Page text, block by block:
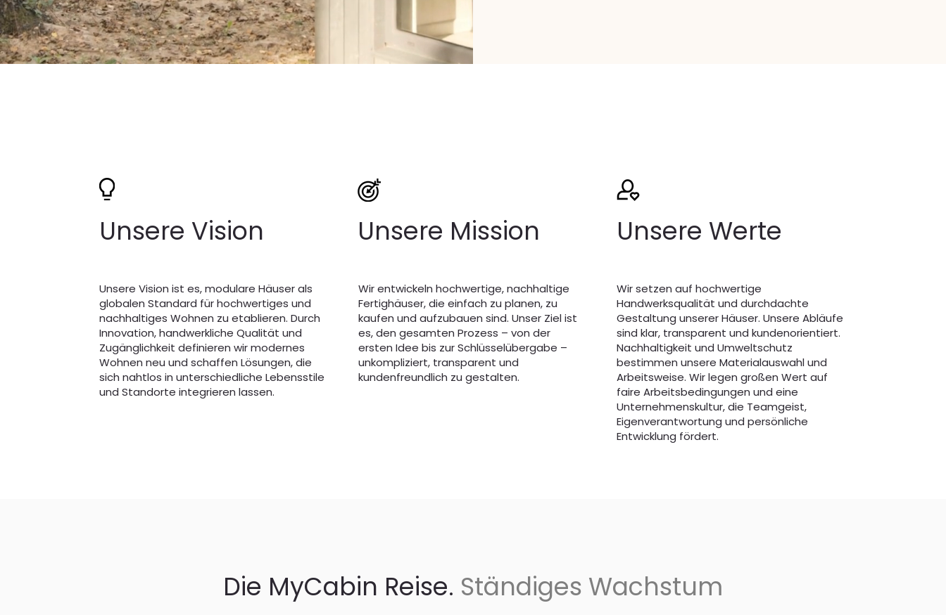
Unsere Vision
Unsere Vision ist es, modulare Häuser als
globalen Standard für hochwertiges und
nachhaltiges Wohnen zu etablieren. Durch
Innovation, handwerkliche Qualität und
Zugänglichkeit definieren wir modernes
Wohnen neu und schaffen Lösungen, die
sich nahtlos in unterschiedliche Lebensstile
und Standorte integrieren lassen.
Unsere Mission
Wir entwickeln hochwertige, nachhaltige
Fertighäuser, die einfach zu planen, zu
kaufen und aufzubauen sind. Unser Ziel ist
es, den gesamten Prozess – von der
ersten Idee bis zur Schlüsselübergabe –
unkompliziert, transparent und
kundenfreundlich zu gestalten.
Unsere Werte
Wir setzen auf hochwertige
Handwerksqualität und durchdachte
Gestaltung unserer Häuser. Unsere Abläufe
sind klar, transparent und kundenorientiert.
Nachhaltigkeit und Umweltschutz
bestimmen unsere Materialauswahl und
Arbeitsweise. Wir legen großen Wert auf
faire Arbeitsbedingungen und eine
Unternehmenskultur, die Teamgeist,
Eigenverantwortung und persönliche
Entwicklung fördert.
Die MyCabin Reise. Ständiges Wachstum